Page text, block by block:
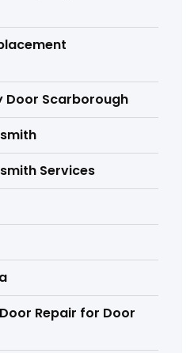
Door Scarborough
Services
Repair for Door